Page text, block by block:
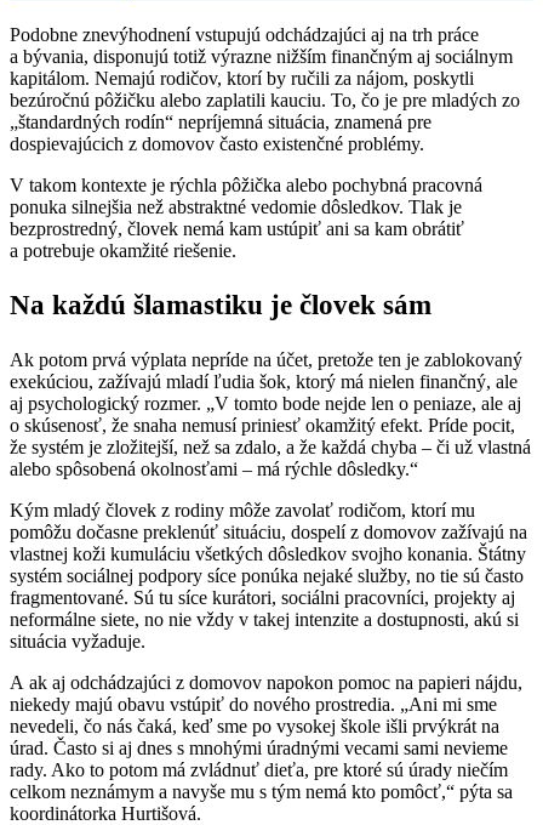
Podobne znevýhodnení vstupujú odchádzajúci aj na trh práce
a bývania, disponujú totiž výrazne nižším finančným aj sociálnym
kapitálom. Nemajú rodičov, ktorí by ručili za nájom, poskytli
bezúročnú pôžičku alebo zaplatili kauciu. To, čo je pre mladých zo
„štandardných rodín“ nepríjemná situácia, znamená pre
dospievajúcich z domovov často existenčné problémy.
V takom kontexte je rýchla pôžička alebo pochybná pracovná
ponuka silnejšia než abstraktné vedomie dôsledkov. Tlak je
bezprostredný, človek nemá kam ustúpiť ani sa kam obrátiť
a potrebuje okamžité riešenie.
Na každú šlamastiku je človek sám
Ak potom prvá výplata nepríde na účet, pretože ten je zablokovaný
exekúciou, zažívajú mladí ľudia šok, ktorý má nielen finančný, ale
aj psychologický rozmer. „V tomto bode nejde len o peniaze, ale aj
o skúsenosť, že snaha nemusí priniesť okamžitý efekt. Príde pocit,
že systém je zložitejší, než sa zdalo, a že každá chyba – či už vlastná
alebo spôsobená okolnosťami – má rýchle dôsledky.“
Kým mladý človek z rodiny môže zavolať rodičom, ktorí mu
pomôžu dočasne preklenúť situáciu, dospelí z domovov zažívajú na
vlastnej koži kumuláciu všetkých dôsledkov svojho konania. Štátny
systém sociálnej podpory síce ponúka nejaké služby, no tie sú často
fragmentované. Sú tu síce kurátori, sociálni pracovníci, projekty aj
neformálne siete, no nie vždy v takej intenzite a dostupnosti, akú si
situácia vyžaduje.
A ak aj odchádzajúci z domovov napokon pomoc na papieri nájdu,
niekedy majú obavu vstúpiť do nového prostredia. „Ani mi sme
nevedeli, čo nás čaká, keď sme po vysokej škole išli prvýkrát na
úrad. Často si aj dnes s mnohými úradnými vecami sami nevieme
rady. Ako to potom má zvládnuť dieťa, pre ktoré sú úrady niečím
celkom neznámym a navyše mu s tým nemá kto pomôcť,“ pýta sa
koordinátorka Hurtišová.